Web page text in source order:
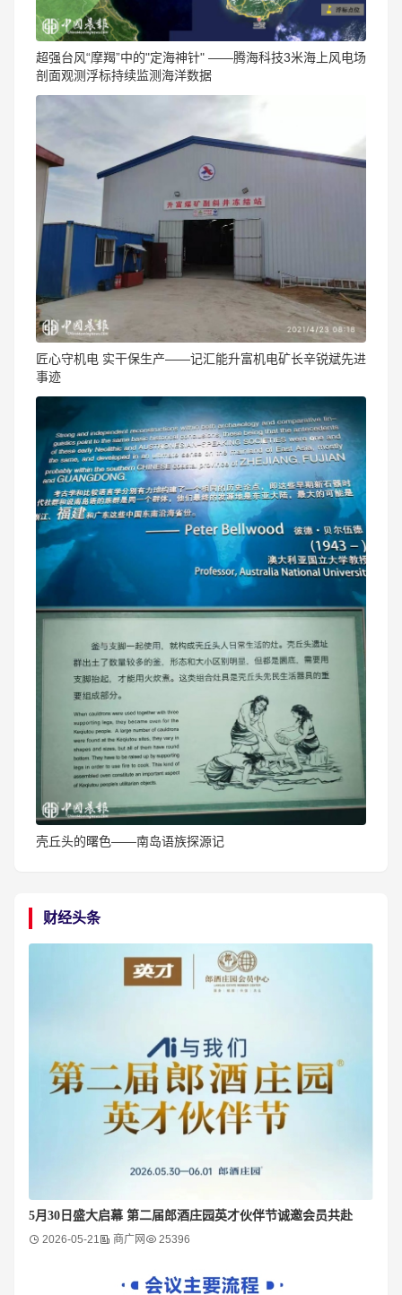
​超强台风“摩羯”中的"定海神针" ——腾海科技3米海上风电场
剖面观测浮标持续监测海洋数据
匠心守机电 实干保生产——记汇能升富机电矿长辛锐斌先进
事迹
壳丘头的曙色——南岛语族探源记
财经头条
5月30日盛大启幕 第二届郎酒庄园英才伙伴节诚邀会员共赴
2026-05-21 商广网 25396